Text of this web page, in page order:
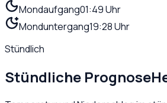
Mondaufgang01:49 Uhr
Monduntergang19:28 Uhr
Stündlich
Stündliche Prognose